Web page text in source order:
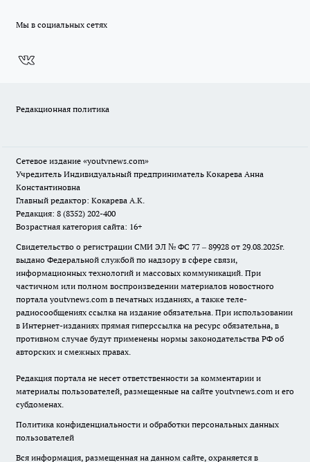
Мы в социальных сетях
Редакционная политика
Сетевое издание «youtvnews.com»
Учредитель Индивидуальный предприниматель Кокарева Анна
Константиновна
Главный редактор: Кокарева А.К.
Редакция: 8 (8352) 202-400
Возрастная категория сайта: 16+
Свидетельство о регистрации СМИ ЭЛ № ФС 77 – 89928 от 29.08.2025г.
выдано Федеральной службой по надзору в сфере связи,
информационных технологий и массовых коммуникаций. При
частичном или полном воспроизведении материалов новостного
портала youtvnews.com в печатных изданиях, а также теле-
радиосообщениях ссылка на издание обязательна. При использовании
в Интернет-изданиях прямая гиперссылка на ресурс обязательна, в
противном случае будут применены нормы законодательства РФ об
авторских и смежных правах.
Редакция портала не несет ответственности за комментарии и
материалы пользователей, размещенные на сайте youtvnews.com и его
субдоменах.
Политика конфиденциальности и обработки персональных данных
пользователей
Вся информация, размещенная на данном сайте, охраняется в